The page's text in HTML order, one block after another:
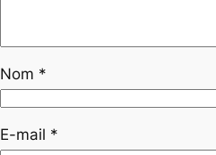
Nom *
E-mail *